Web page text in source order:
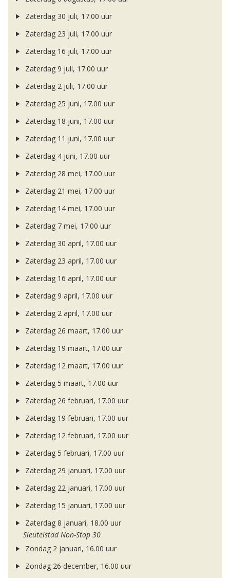
Zaterdag 30 juli, 17.00 uur
Zaterdag 23 juli, 17.00 uur
Zaterdag 16 juli, 17.00 uur
Zaterdag 9 juli, 17.00 uur
Zaterdag 2 juli, 17.00 uur
Zaterdag 25 juni, 17.00 uur
Zaterdag 18 juni, 17.00 uur
Zaterdag 11 juni, 17.00 uur
Zaterdag 4 juni, 17.00 uur
Zaterdag 28 mei, 17.00 uur
Zaterdag 21 mei, 17.00 uur
Zaterdag 14 mei, 17.00 uur
Zaterdag 7 mei, 17.00 uur
Zaterdag 30 april, 17.00 uur
Zaterdag 23 april, 17.00 uur
Zaterdag 16 april, 17.00 uur
Zaterdag 9 april, 17.00 uur
Zaterdag 2 april, 17.00 uur
Zaterdag 26 maart, 17.00 uur
Zaterdag 19 maart, 17.00 uur
Zaterdag 12 maart, 17.00 uur
Zaterdag 5 maart, 17.00 uur
Zaterdag 26 februari, 17.00 uur
Zaterdag 19 februari, 17.00 uur
Zaterdag 12 februari, 17.00 uur
Zaterdag 5 februari, 17.00 uur
Zaterdag 29 januari, 17.00 uur
Zaterdag 22 januari, 17.00 uur
Zaterdag 15 januari, 17.00 uur
Zaterdag 8 januari, 18.00 uur
Sleutelstad Non-Stop 30
Zondag 2 januari, 16.00 uur
Zondag 26 december, 16.00 uur